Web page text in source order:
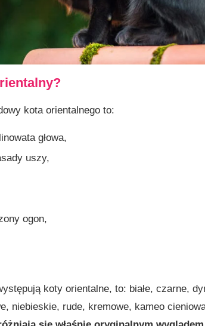
kota orientalnego to:
głowa,
uszy,
ogon,
koty orientalne, to: białe, czarne,
niebieskie, rude, kremowe, kameo